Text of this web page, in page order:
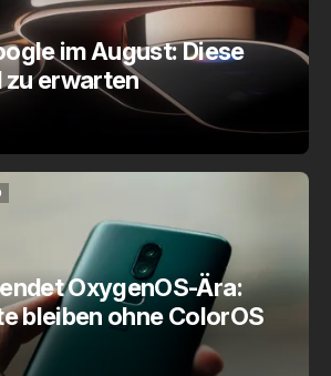
im August: Diese
zu erwarten
OxygenOS-Ära:
bleiben ohne ColorOS